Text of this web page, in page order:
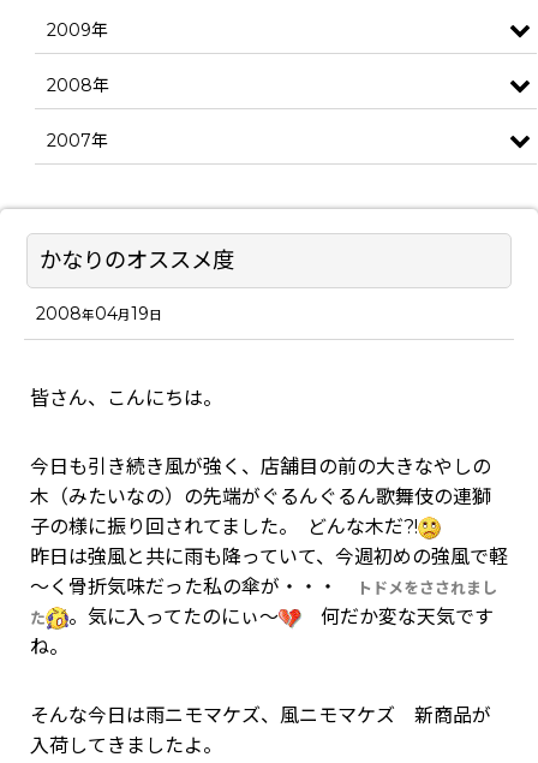
かなりのオススメ度
2008年04月19日
皆さん、こんにちは。
今日も引き続き風が強く、店舗目の前の大きなやしの
木（みたいなの）の先端がぐるんぐるん歌舞伎の連獅
子の様に振り回されてました。 どんな木だ?!
昨日は強風と共に雨も降っていて、今週初めの強風で軽
～く骨折気味だった私の傘が・・・
トドメをさされまし
た
。気に入ってたのにぃ～
何だか変な天気です
ね。
そんな今日は雨ニモマケズ、風ニモマケズ 新商品が
入荷してきましたよ。
2009年
2008年
2007年